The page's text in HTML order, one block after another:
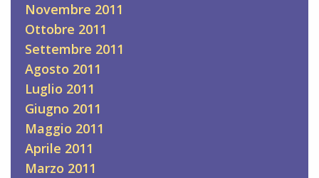
Novembre 2011
Ottobre 2011
Settembre 2011
Agosto 2011
Luglio 2011
Giugno 2011
Maggio 2011
Aprile 2011
Marzo 2011